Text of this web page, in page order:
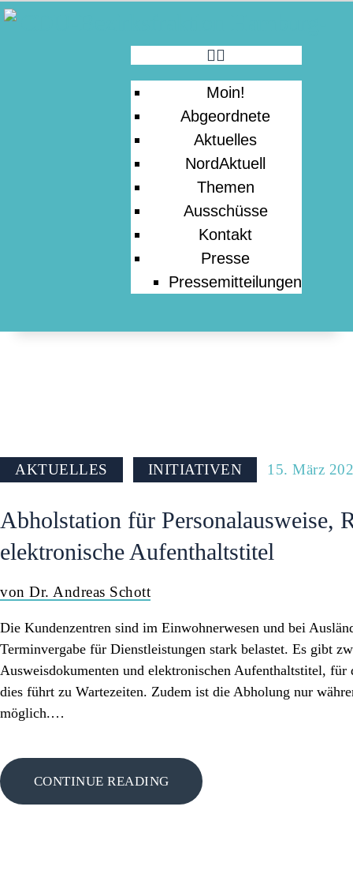
Moin!
Abgeordnete
Aktuelles
NordAktuell
Themen
Ausschüsse
Kontakt
Presse
Pressemitteilungen
MOIN!
ABGEORDNETE
AKTUELLES
NORDAKTUELL
THEMEN
AUSSCHÜSSE
AKTUELLES INITIATIVEN 15. März
Abholstation für Personalausweise,
elektronische Aufenthaltstitel
von Dr. Andreas Schott
Die Kundenzentren sind im Einwohnerwesen und bei
Terminvergabe für Dienstleistungen stark belastet. Es gibt
Ausweisdokumenten und elektronischen Aufenthaltstitel, für
dies führt zu Wartezeiten. Zudem ist die Abholung nur
möglich.…
CONTINUE READING